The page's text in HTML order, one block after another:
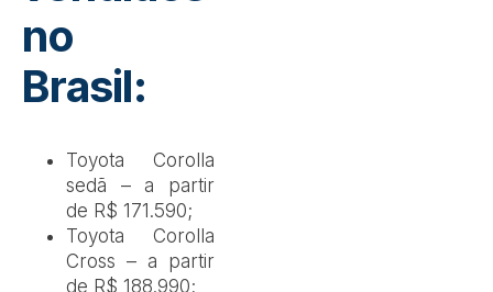
no
Brasil:
Toyota Corolla
sedã – a partir
de R$ 171.590;
Toyota Corolla
Cross – a partir
de R$ 188.990;